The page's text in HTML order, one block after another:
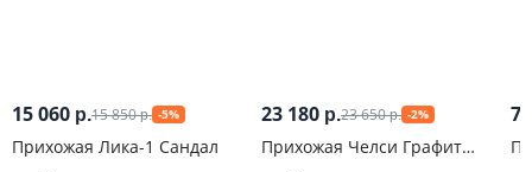
15 060 р.15 850р. -5%
Прихожая Лика-1 Сандал
23 180 р.23 650р. -2%
Прихожая Челси Графит
7